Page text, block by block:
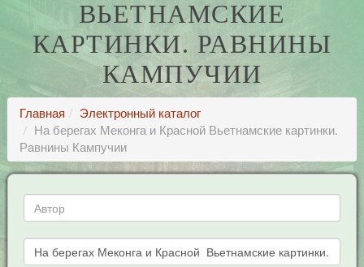
ВЬЕТНАМСКИЕ
КАРТИНКИ. РАВНИНЫ
КАМПУЧИИ
Главная
Электронный каталог
На берегах Меконга и Красной Вьетнамские картинки.
Равнины Кампучии